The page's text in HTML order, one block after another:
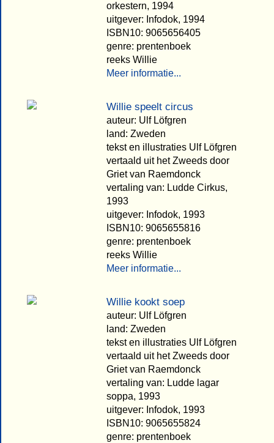
orkestern, 1994
uitgever: Infodok, 1994
ISBN10: 9065656405
genre: prentenboek
reeks Willie
Meer informatie...
Willie speelt circus
auteur: Ulf Löfgren
land: Zweden
tekst en illustraties Ulf Löfgren
vertaald uit het Zweeds door
Griet van Raemdonck
vertaling van: Ludde Cirkus,
1993
uitgever: Infodok, 1993
ISBN10: 9065655816
genre: prentenboek
reeks Willie
Meer informatie...
Willie kookt soep
auteur: Ulf Löfgren
land: Zweden
tekst en illustraties Ulf Löfgren
vertaald uit het Zweeds door
Griet van Raemdonck
vertaling van: Ludde lagar
soppa, 1993
uitgever: Infodok, 1993
ISBN10: 9065655824
genre: prentenboek